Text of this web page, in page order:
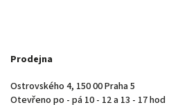
Prodejna
Ostrovského 4, 150 00 Praha 5
Otevřeno po - pá 10 - 12 a 13 - 17 hod